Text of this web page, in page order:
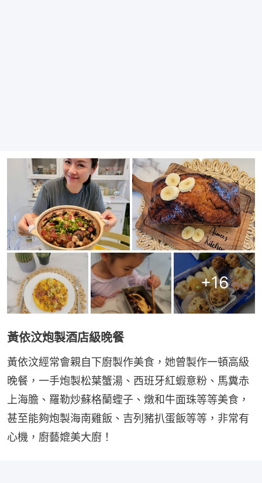
+16
黃依汶炮製酒店級晚餐
黃依汶經常會親自下廚製作美食，她曾製作一頓高級
晚餐，一手炮製松葉蟹湯、西班牙紅蝦意粉、馬糞赤
上海膽、羅勒炒蘇格蘭蟶子、燉和牛面珠等等美食，
甚至能夠炮製海南雞飯、吉列豬扒蛋飯等等，非常有
心機，廚藝媲美大廚！